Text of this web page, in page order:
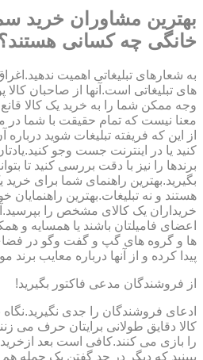
بهترین مشاوران خرید
خانگی چه کسانی
به شعارهای تبلیغاتی اهمیت
های تبلیغاتی است.آنها از صاحبان کالا
وجه ممکن شما را به خرید یک کالا قانع
معنا نیست که تمام حقیقت با شما
از این که فریفته تبلیغات شوید
کنید یا در اینترنت جست وجو
برندها را نیز با دقت بررسی کنید تا
بگیرید.بهترین راهنمای شما برای
هستند و نه تبلیغات.بهترین راهنمایان
خریداران یک کالای مشخص را
اعضای فامیلتان باشند یا همسایه و
ها و گروه های گپ و گفت وگو در فضای
پیدا کرده و از آنها درباره معایب
از فروشندگان مدعی فاکتور بگیرید!
ادعای فروشندگان را جدی نگیرید.نگاه
کالا دقایق طولانی برایتان حرف می
را بازی می کنند.کافی است بعد ازخرید
ببینید که دیگر در حد گفتن یک جمله هم